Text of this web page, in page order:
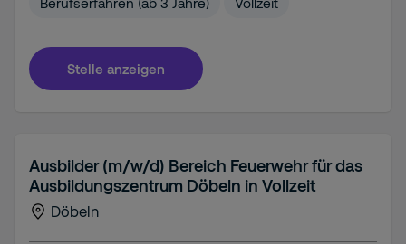
Stelle anzeigen
Ausbilder (m/w/d) Bereich Feuerwehr für das
Ausbildungszentrum Döbeln in Vollzeit
Döbeln